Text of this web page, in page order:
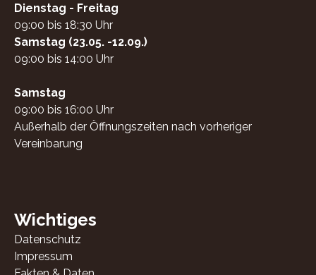
Dienstag - Freitag
09:00 bis 18:30 Uhr
Samstag (23.05. -12.09.)
09:00 bis 14:00 Uhr
Samstag
09:00 bis 16:00 Uhr
Außerhalb der Öffnungszeiten nach vorheriger
Vereinbarung
Wichtiges
Datenschutz
Impressum